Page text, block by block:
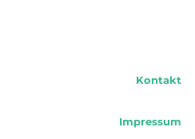
Kontakt
Impressum